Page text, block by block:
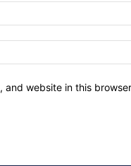
and website in this